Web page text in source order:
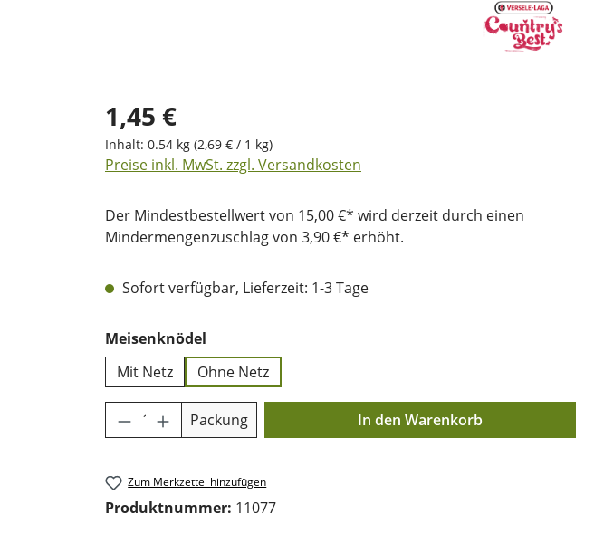
1,45 €
Inhalt: 0.54 kg (2,69 € / 1 kg)
Preise inkl. MwSt. zzgl. Versandkosten
Der Mindestbestellwert von 15,00 €* wird derzeit durch einen
Mindermengenzuschlag von 3,90 €* erhöht.
Sofort verfügbar, Lieferzeit: 1-3 Tage
Meisenknödel
Mit Netz
Ohne Netz
Produkt Anzahl: Gib den gewünschten Wert
Packung In den Warenkorb
Zum Merkzettel hinzufügen
Produktnummer: 11077